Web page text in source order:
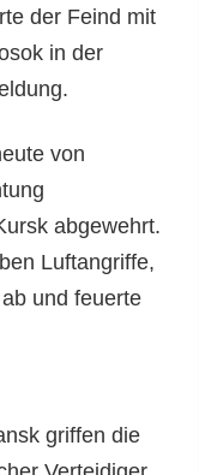
der Feind mit
in der
von
abgewehrt.
Luftangriffe,
und feuerte
griffen die